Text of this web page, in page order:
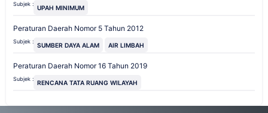
Subjek : UPAH MINIMUM
Peraturan Daerah Nomor 5 Tahun 2012
Subjek : SUMBER DAYA ALAM AIR LIMBAH
Peraturan Daerah Nomor 16 Tahun 2019
Subjek : RENCANA TATA RUANG WILAYAH